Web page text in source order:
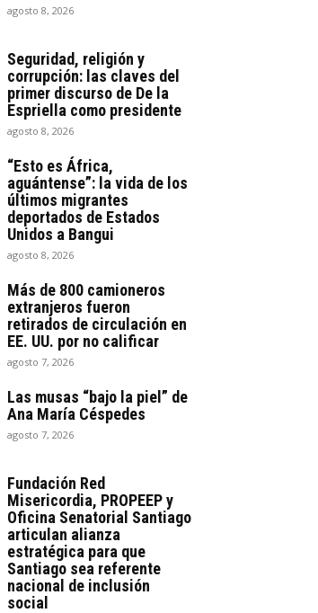
agosto 8, 2026
Seguridad, religión y
corrupción: las claves del
primer discurso de De la
Espriella como presidente
agosto 8, 2026
“Esto es África,
aguántense”: la vida de los
últimos migrantes
deportados de Estados
Unidos a Bangui
agosto 8, 2026
Más de 800 camioneros
extranjeros fueron
retirados de circulación en
EE. UU. por no calificar
agosto 7, 2026
Las musas “bajo la piel” de
Ana María Céspedes
agosto 7, 2026
Fundación Red
Misericordia, PROPEEP y
Oficina Senatorial Santiago
articulan alianza
estratégica para que
Santiago sea referente
nacional de inclusión
social